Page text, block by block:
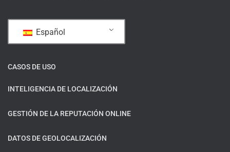
Español
CASOS DE USO
INTELIGENCIA DE LOCALIZACIÓN
GESTIÓN DE LA REPUTACIÓN ONLINE
DATOS DE GEOLOCALIZACIÓN